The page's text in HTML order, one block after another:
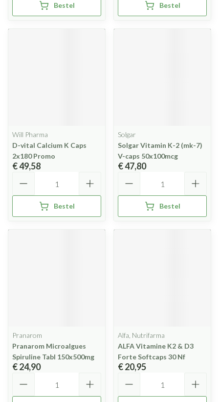
Bestel Bestel
Will Pharma
D-vital Calcium K Caps
2x180 Promo
€ 49,58
Bestel
Solgar
Solgar Vitamin K-2 (mk-7)
V-caps 50x100mcg
€ 47,80
Bestel
Pranarom
Pranarom Microalgues
Spiruline Tabl 150x500mg
€ 24,90
Alfa, Nutrifarma
ALFA Vitamine K2 & D3
Forte Softcaps 30 Nf
€ 20,95